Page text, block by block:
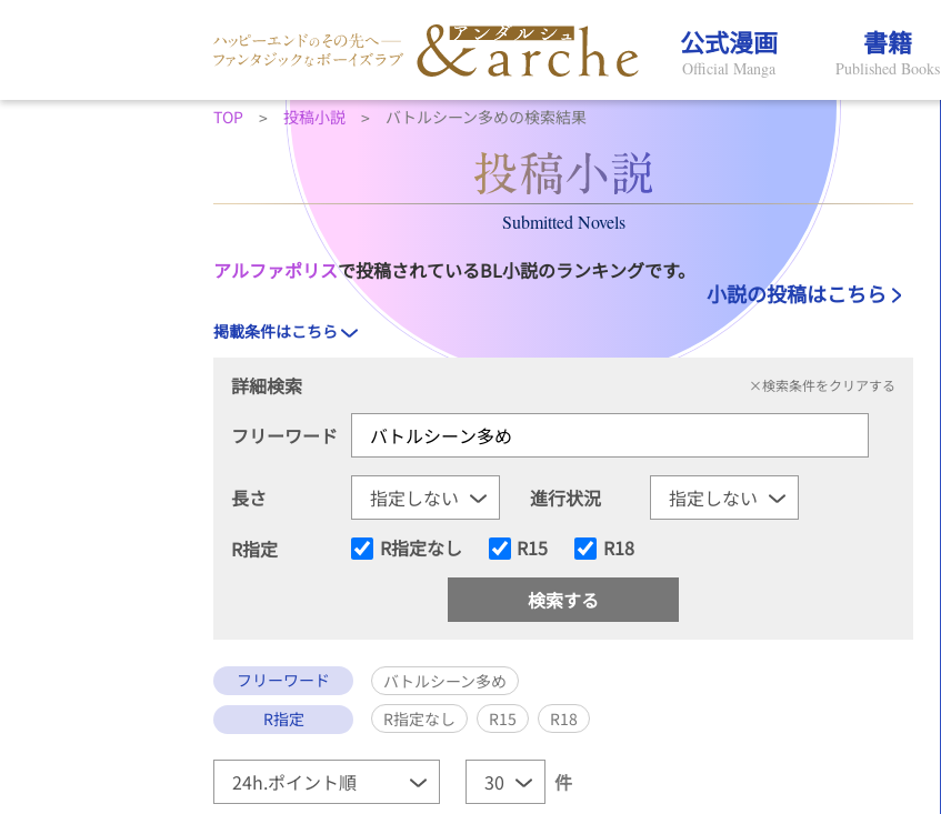
公式漫画
Official Manga
書籍
Published Books
TOP 投稿小説 バトルシーン多めの検索結果
Submitted Novels
アルファポリスで投稿されているBL小説のランキングです。
小説の投稿はこちら
掲載条件はこちら
詳細検索 ×検索条件をクリアする
フリーワード
長さ
進行状況
R指定
R指定なし R15 R18
フリーワード
バトルシーン多め
R指定
R指定なし R15 R18
件